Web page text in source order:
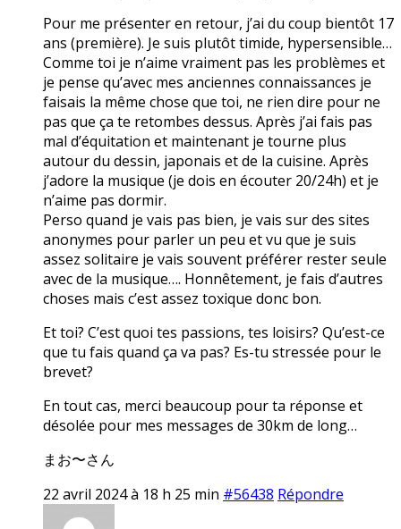
Pour me présenter en retour, j’ai du coup bientôt 17
ans (première). Je suis plutôt timide, hypersensible…
Comme toi je n’aime vraiment pas les problèmes et
je pense qu’avec mes anciennes connaissances je
faisais la même chose que toi, ne rien dire pour ne
pas que ça te retombes dessus. Après j’ai fais pas
mal d’équitation et maintenant je tourne plus
autour du dessin, japonais et de la cuisine. Après
j’adore la musique (je dois en écouter 20/24h) et je
n’aime pas dormir.
Perso quand je vais pas bien, je vais sur des sites
anonymes pour parler un peu et vu que je suis
assez solitaire je vais souvent préférer rester seule
avec de la musique…. Honnêtement, je fais d’autres
choses mais c’est assez toxique donc bon.
Et toi? C’est quoi tes passions, tes loisirs? Qu’est-ce
que tu fais quand ça va pas? Es-tu stressée pour le
brevet?
En tout cas, merci beaucoup pour ta réponse et
désolée pour mes messages de 30km de long…
まお〜さん
22 avril 2024 à 18 h 25 min #56438 Répondre